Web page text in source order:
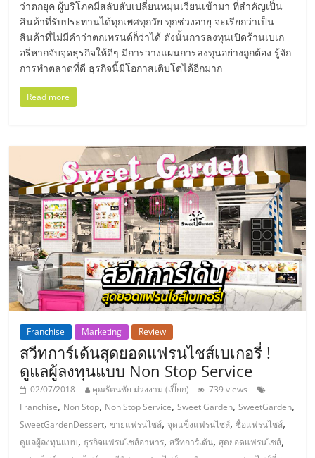
ปรึกษา
แฟ
รน
ไชส์,
รวม
แฟ
รน
ไชส์
ขาย
แฟ
รน
ว่าตกยุค ผู้บริโภคมีสลับสับเปลี่ยนหมุนเวียนเข้ามา ที่สำคัญเป็น
สินค้าที่รับประทานได้ทุกเพศทุกวัย ทุกช่วงอายุ จะเรียกว่าเป็น
สินค้าที่ไม่มีคำว่าตกเทรนด์ก็ว่าได้ ดังนั้นการลงทุนเปิดร้านเบเก
อรี่หากจับจุดธุรกิจให้ดีๆ มีการวางแผนการลงทุนอย่างถูกต้อง รู้จัก
การทำตลาดที่ดี ธุรกิจนี้มีโอกาสเติบโตได้อีกมาก
Read more
Franchise Marketing Review
สวีทการ์เด้นสุดยอดแฟรนไชส์เบเกอรี่ !
ดูแลผู้ลงทุนแบบ Non Stop Service
02/07/2018 คุณรัตนชัย ม่วงงาม (เปี๊ยก)
739 views
Franchise, Non Stop, Non Stop Service,Sweet Garden,SweetGarden,
SweetGardenDessert,ขายแฟรนไชส์, จุดแข็งแฟรนไชส์,ซื้อแฟรนไชส์,
ดูแลผู้ลงทุนแบบ, ธุรกิจแฟรนไชส์อาหาร, สวีทการ์เด้น, สุดยอดแฟรนไชส์,